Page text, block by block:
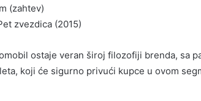
(zahtev)
zvezdica (2015)
ostaje veran široj filozofiji brenda, sa
koji će sigurno privući kupce u ovom